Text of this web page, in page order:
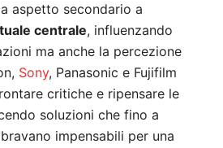
aspetto secondario a
centrale, influenzando
ma anche la percezione
Sony, Panasonic e Fujifilm
critiche e ripensare le
soluzioni che fino a
impensabili per una